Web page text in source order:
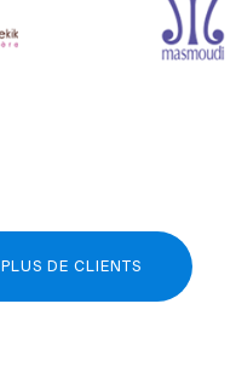
PLUS DE CLIENTS